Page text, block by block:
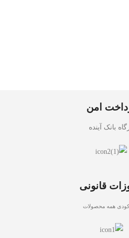
امن
بانک آینده
قانونی
همه محصولات